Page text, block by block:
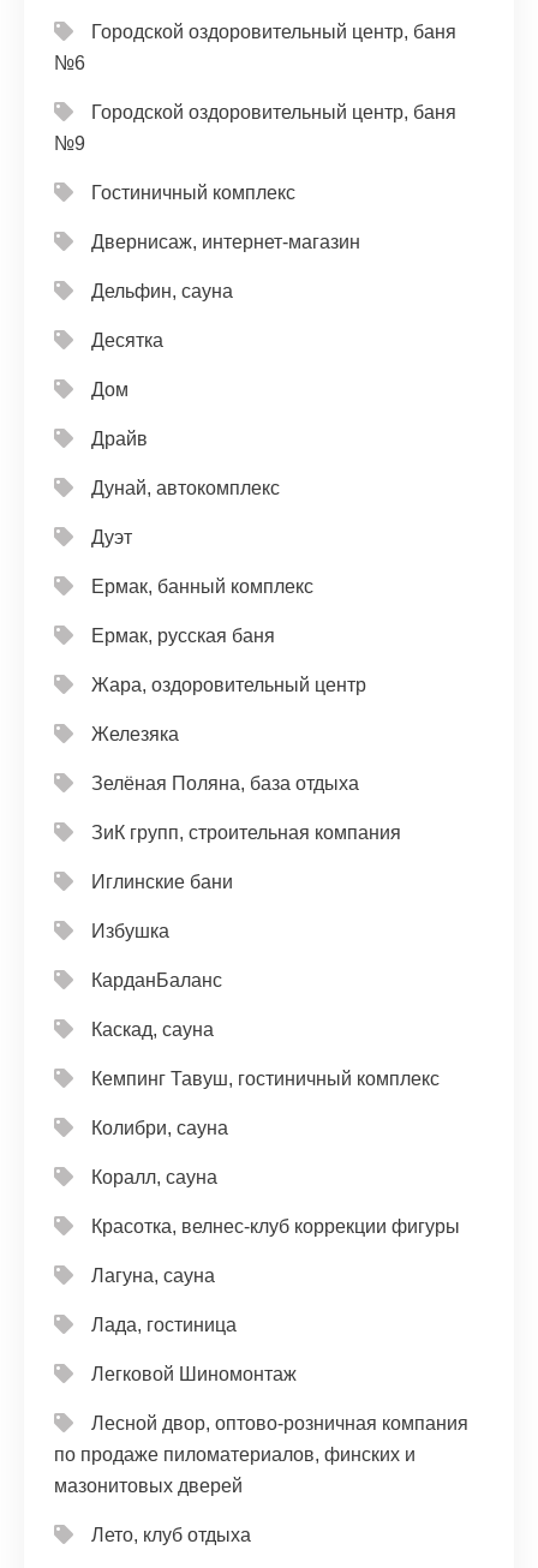
Городской оздоровительный центр, баня
№6
Городской оздоровительный центр, баня
№9
Гостиничный комплекс
Двернисаж, интернет-магазин
Дельфин, сауна
Десятка
Дом
Драйв
Дунай, автокомплекс
Дуэт
Ермак, банный комплекс
Ермак, русская баня
Жара, оздоровительный центр
Железяка
Зелёная Поляна, база отдыха
ЗиК групп, строительная компания
Иглинские бани
Избушка
КарданБаланс
Каскад, сауна
Кемпинг Тавуш, гостиничный комплекс
Колибри, сауна
Коралл, сауна
Красотка, велнес-клуб коррекции фигуры
Лагуна, сауна
Лада, гостиница
Легковой Шиномонтаж
Лесной двор, оптово-розничная компания
по продаже пиломатериалов, финских и
мазонитовых дверей
Лето, клуб отдыха